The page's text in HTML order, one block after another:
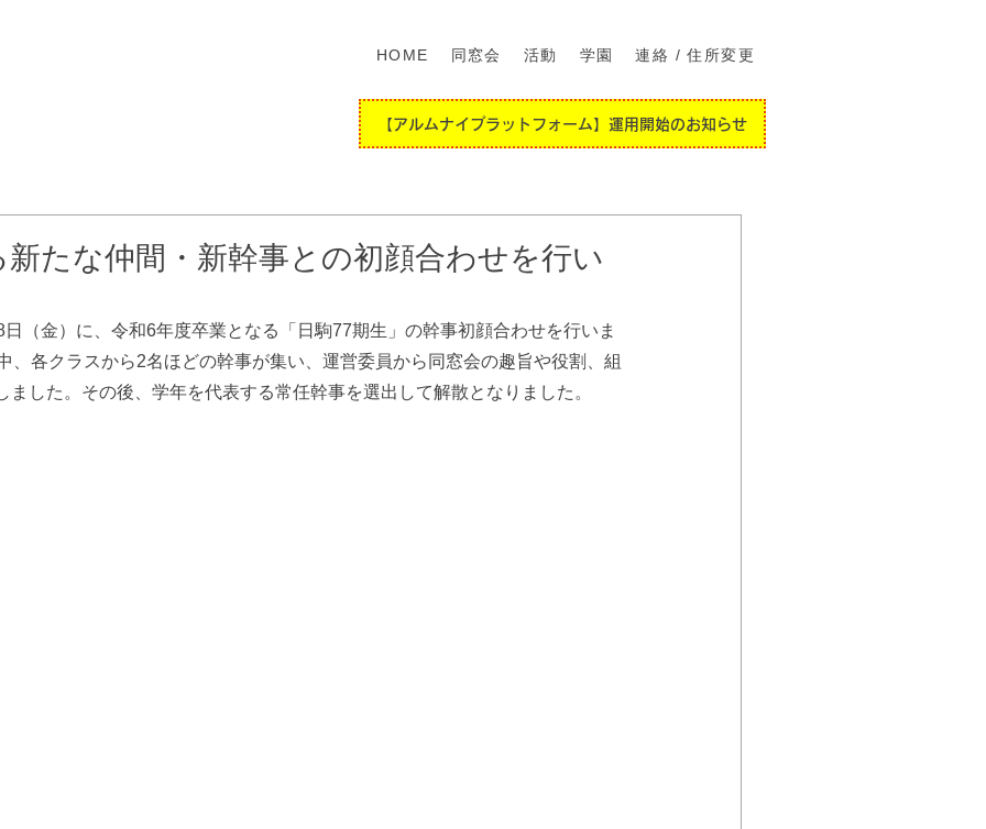
HOME 同窓会 活動 学園 連絡 / 住所変更
【アルムナイプラットフォーム】運用開始のお知らせ
たな仲間・新幹事との初顔合わせを行い
（金）に、令和6年度卒業となる「日駒77期生」の幹事初顔合わせを行いま
、各クラスから2名ほどの幹事が集い、運営委員から同窓会の趣旨や役割、組
ました。その後、学年を代表する常任幹事を選出して解散となりました。